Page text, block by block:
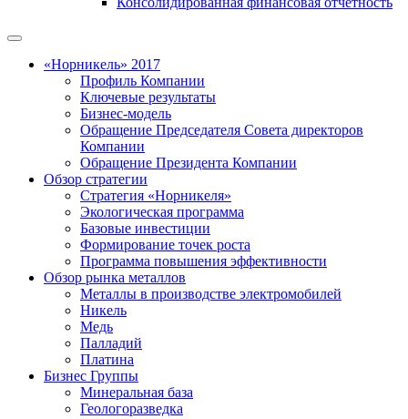
«Норникель» 2017
Профиль Компании
Ключевые результаты
Бизнес-модель
Обращение Председателя Совета директоров
Компании
Обращение Президента Компании
Обзор стратегии
Стратегия «Норникеля»
Экологическая программа
Базовые инвестиции
Формирование точек роста
Программа повышения эффективности
Обзор рынка металлов
Металлы в производстве электромобилей
Никель
Медь
Палладий
Платина
Бизнес Группы
Минеральная база
Геологоразведка